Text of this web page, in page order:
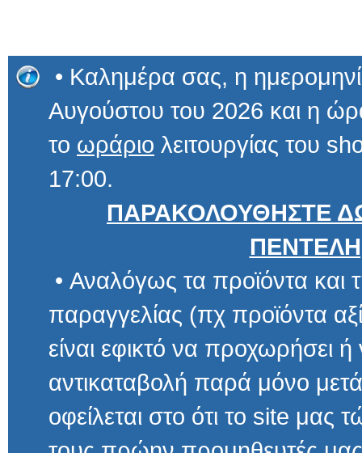
• Καλημέρα σας, η
Αυγούστου του 2026 και η
το ωράριο λειτουργίας του
17:00.
ΠΑΡΑΚΟΛΟΥΘΗΣΤΕ
• Αναλόγως τα προϊόντα και
παραγγελίας (πχ προϊόντα αξίας
είναι εφικτό να προχωρήσει ή να
αντικαταβολή παρά μόνο μετά
οφείλεται στο ότι το site μας τώρα
τους πρώην προμηθευτές μας